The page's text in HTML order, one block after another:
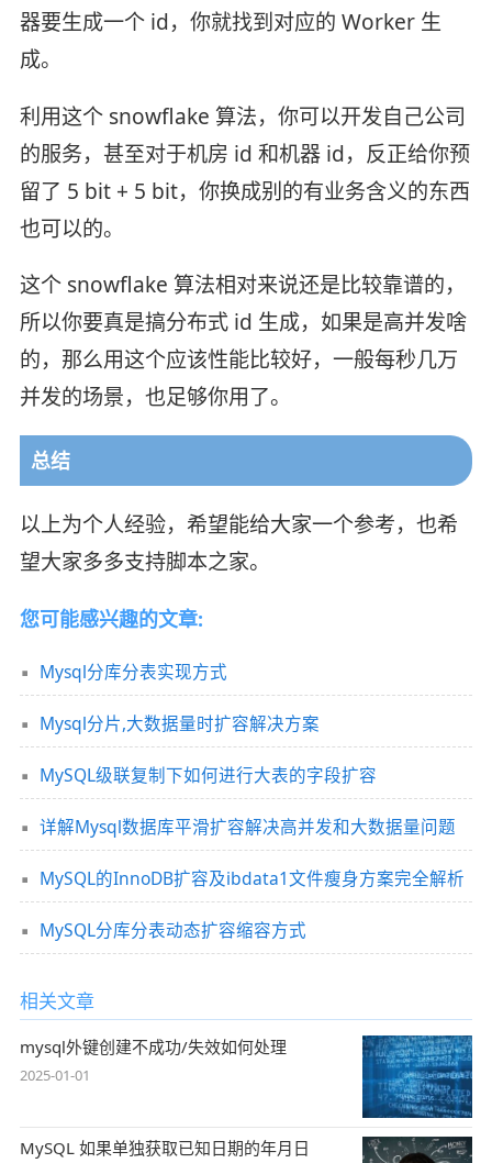
器要生成一个 id，你就找到对应的 Worker 生
成。
利用这个 snowflake 算法，你可以开发自己公司
的服务，甚至对于机房 id 和机器 id，反正给你预
留了 5 bit + 5 bit，你换成别的有业务含义的东西
也可以的。
这个 snowflake 算法相对来说还是比较靠谱的，
所以你要真是搞分布式 id 生成，如果是高并发啥
的，那么用这个应该性能比较好，一般每秒几万
并发的场景，也足够你用了。
总结
以上为个人经验，希望能给大家一个参考，也希
望大家多多支持脚本之家。
您可能感兴趣的文章:
Mysql分库分表实现方式
Mysql分片,大数据量时扩容解决方案
MySQL级联复制下如何进行大表的字段扩容
详解Mysql数据库平滑扩容解决高并发和大数据量问题
MySQL的InnoDB扩容及ibdata1文件瘦身方案完全解析
MySQL分库分表动态扩容缩容方式
相关文章
mysql外键创建不成功/失效如何处理
2025-01-01
MySQL 如果单独获取已知日期的年月日